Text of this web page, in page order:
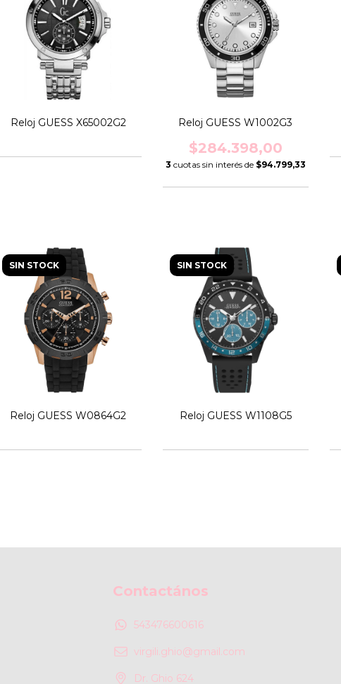
Reloj GUESS X65002G2 Reloj GUESS W1002G3
$284.398,00
3 cuotas sin interés de $94.799,33
SIN STOCK
Reloj GUESS W0864G2
SIN STOCK
Reloj GUESS W1108G5
Contactános
543476600616
virgili.ghio@gmail.com
Dr. Ghio 624